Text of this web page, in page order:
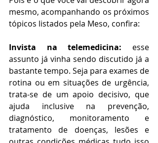
mesmo, acompanhando os próximos
tópicos listados pela Meso, confira:
Invista na telemedicina: esse
assunto já vinha sendo discutido já a
bastante tempo. Seja para exames de
rotina ou em situações de urgência,
trata-se de um apoio decisivo, que
ajuda inclusive na prevenção,
diagnóstico, monitoramento e
tratamento de doenças, lesões e